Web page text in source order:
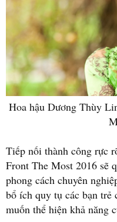
Hoa hậu Dương Thùy
Tiếp nối thành công rực
Front The Most 2016 sẽ
phong cách chuyên
bổ ích quy tụ các bạn
muốn thể hiện khả năng